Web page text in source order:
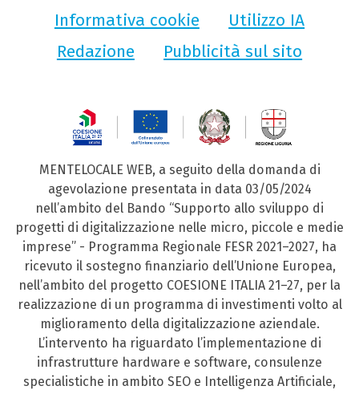
Informativa cookie
Utilizzo IA
Redazione
Pubblicità sul sito
MENTELOCALE WEB, a seguito della domanda di
agevolazione presentata in data 03/05/2024
nell’ambito del Bando “Supporto allo sviluppo di
progetti di digitalizzazione nelle micro, piccole e medie
imprese” - Programma Regionale FESR 2021–2027, ha
ricevuto il sostegno finanziario dell’Unione Europea,
nell’ambito del progetto COESIONE ITALIA 21–27, per la
realizzazione di un programma di investimenti volto al
miglioramento della digitalizzazione aziendale.
L’intervento ha riguardato l’implementazione di
infrastrutture hardware e software, consulenze
specialistiche in ambito SEO e Intelligenza Artificiale,